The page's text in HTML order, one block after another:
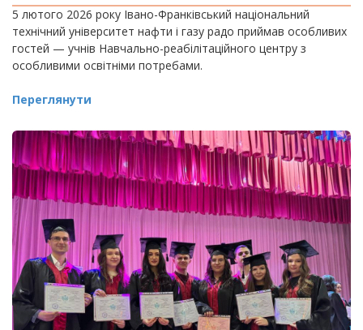
5 лютого 2026 року Івано-Франківський національний
технічний університет нафти і газу радо приймав особливих
гостей — учнів Навчально-реабілітаційного центру з
особливими освітніми потребами.
Переглянути